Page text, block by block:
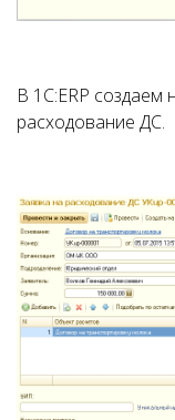
В 1С:ERP создаем
расходование ДС.